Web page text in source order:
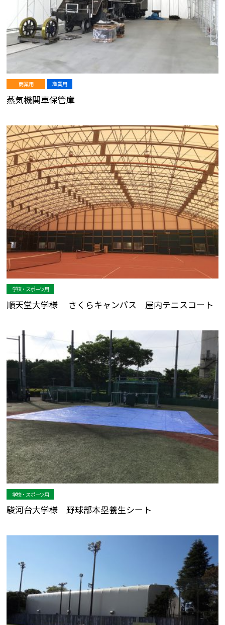
商業用 産業用
蒸気機関車保管庫
学校・スポーツ用
順天堂大学様 さくらキャンパス 屋内テニスコート
学校・スポーツ用
駿河台大学様 野球部本塁養生シート